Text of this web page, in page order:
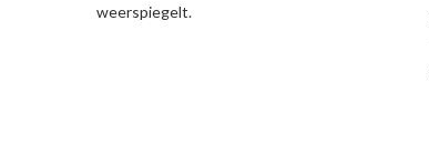
weerspiegelt.